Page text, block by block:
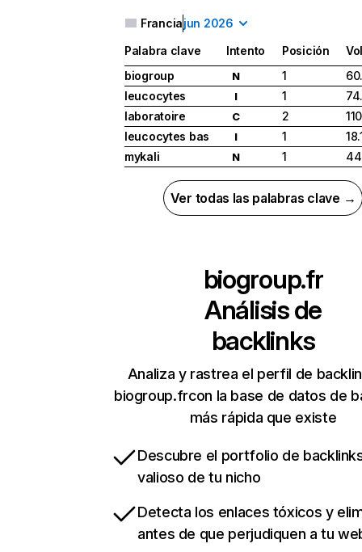
Franciajun 2026
Palabra clave Intento Posición
biogroup
N 1
leucocytes
I 1
laboratoire
C 2
leucocytes bas
I 1
mykali
N 1
Ver todas las palabras clave →
biogroup.fr
Análisis de
backlinks
Analiza y rastrea el perfil de
biogroup.frcon la base de datos de
más rápida que existe
Descubre el portfolio de
valioso de tu nicho
Detecta los enlaces tóxicos y
antes de que perjudiquen a tu